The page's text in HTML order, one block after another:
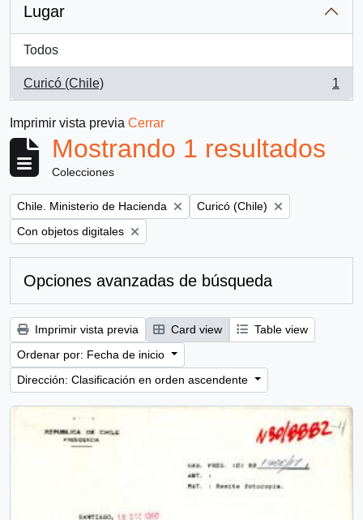
Lugar
Todos
Curicó (Chile)
, 1 resultados
1
Imprimir vista previa Cerrar
Mostrando 1 resultados
Colecciones
Remove filter:
Chile. Ministerio de Hacienda Remove filter:
Curicó (Chile)
Remove filter:
Con objetos digitales
Opciones avanzadas de búsqueda
Imprimir vista previa Card view
Table view
Ordenar por: Fecha de inicio
Dirección: Clasificación en orden ascendente